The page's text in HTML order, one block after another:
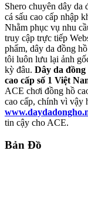
Shero chuyên dây da
cá sấu cao cấp nhập
Nhằm phục vụ nhu
truy cập trực tiếp
phẩm, dây da đồng
tôi luôn lưu lại ảnh
kỳ đâu. Dây da đồng
cao cấp số 1 Việt
ACE chơi đồng hồ
cao cấp, chính vì vậy
tin cậy cho ACE.
Bản Đồ